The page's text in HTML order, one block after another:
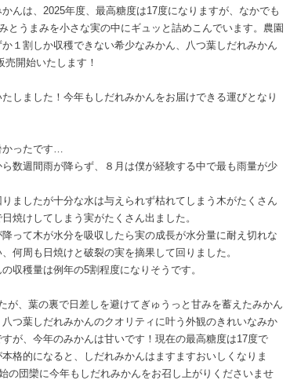
んは、2025年度、最高糖度は17度になりますが、なかでも
とうまみを小さな実の中にギュッと詰めこんでいます。農園
１割しか収穫できない希少なみかん、八つ葉しだれみかん
開始いたします！
しました！今年もしだれみかんをお届けできる運びとなり
かったです…
数週間雨が降らず、８月は僕が経験する中で最も雨量が少
ましたが十分な水は与えられず枯れてしまう木がたくさん
焼けしてしまう実がたくさん出ました。
って木が水分を吸収したら実の成長が水分量に耐え切れな
何周も日焼けと破裂の実を摘果して回りました。
収穫量は例年の5割程度になりそうです。
が、葉の裏で日差しを避けてぎゅうっと甘みを蓄えたみかん
つ葉しだれみかんのクオリティに叶う外観のきれいなみか
が、今年のみかんは甘いです！現在の最高糖度は17度で
格的になると、しだれみかんはますますおいしくなりま
の団欒に今年もしだれみかんをお召し上がりくださいませ